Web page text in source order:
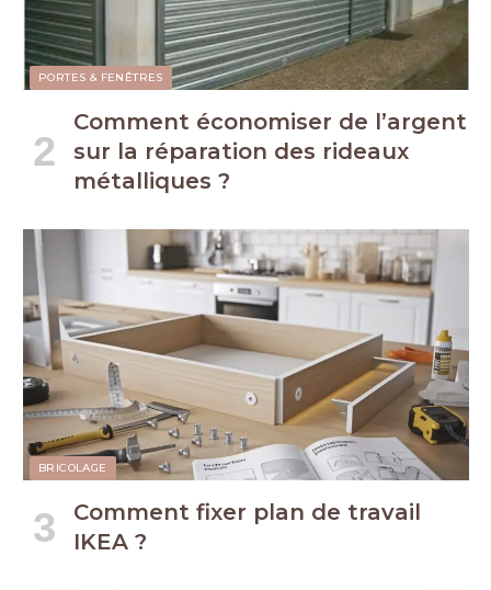
PORTES & FENÊTRES
Comment économiser de l’argent
sur la réparation des rideaux
métalliques ?
BRICOLAGE
Comment fixer plan de travail
IKEA ?